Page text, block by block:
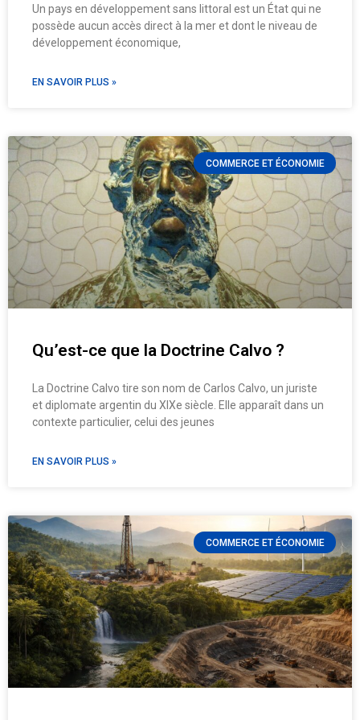
Un pays en développement sans littoral est un État qui ne
possède aucun accès direct à la mer et dont le niveau de
développement économique,
EN SAVOIR PLUS »
COMMERCE ET ÉCONOMIE
Qu’est-ce que la Doctrine Calvo ?
La Doctrine Calvo tire son nom de Carlos Calvo, un juriste
et diplomate argentin du XIXe siècle. Elle apparaît dans un
contexte particulier, celui des jeunes
EN SAVOIR PLUS »
COMMERCE ET ÉCONOMIE